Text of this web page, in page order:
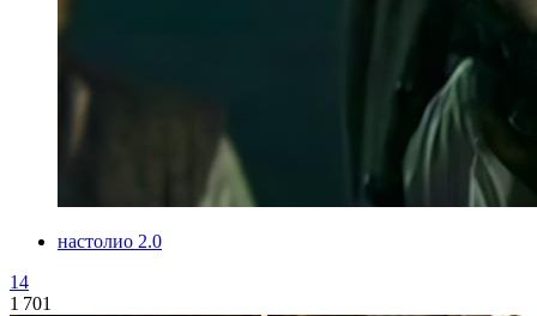
настолио 2.0
14
1 701